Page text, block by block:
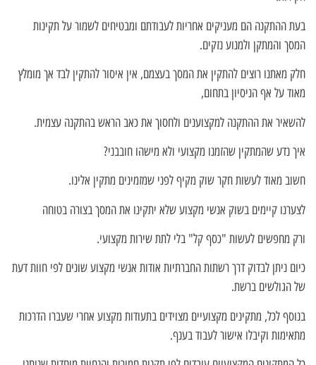
בעת ההתקנה הם מעניקים אחריות לעבודתם ומבטיחים לשמור על תקינות
המסך והמתקן ולמנוע נזקים.
חלק מאתנו רוצים להתקין את המסך בעצמם, אין איסור להתקין לבד אך מומלץ
מאוד על אף הניסיון בתחום,
להשאיר את ההתקנה למקצוענים ולחסוך את כאב הראש בהתקנה עצמית.
איך נדע שהמתקין שהזמנו מקצועי ולא מישהו חובבני?
חשוב מאוד לעשות חקר שוק מקיף לפני שמזמינים מתקין אלינו.
לצערנו קיימים בשוק אנשי מקצוע שלא יתקינו את המסך בצורה בטוחה
ורק מחפשים לעשות "כסף קל" בלי לתת שירות מקצועי.
כיום ניתן לבדוק דרך רשתות החברתיות אודות אנשי מקצוע שונים לפי חוות דעת
של הגולשים ברשת.
בנוסף לכל, מתקינים מקצועיים מצוידים בתעודות מקצוע אחרי שעברו הדרכות
מתאימות וקיבלו אישור לעבוד בענף.